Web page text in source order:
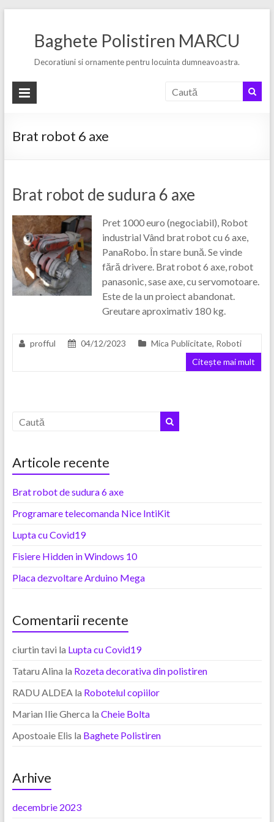
Baghete Polistiren MARCU
Decoratiuni si ornamente pentru locuinta dumneavoastra.
Brat robot 6 axe
Brat robot de sudura 6 axe
Pret 1000 euro (negociabil), Robot
industrial Vând brat robot cu 6 axe,
PanaRobo. În stare bună. Se vinde
fără drivere. Brat robot 6 axe, robot
panasonic, sase axe, cu servomotoare.
Este de la un proiect abandonat.
Greutare aproximativ 180 kg.
profful 04/12/2023 Mica Publicitate, Roboti
Citește mai mult
Articole recente
Brat robot de sudura 6 axe
Programare telecomanda Nice IntiKit
Lupta cu Covid19
Fisiere Hidden in Windows 10
Placa dezvoltare Arduino Mega
Comentarii recente
ciurtin tavi la Lupta cu Covid19
Tataru Alina la Rozeta decorativa din polistiren
RADU ALDEAla Robotelul copiilor
Marian Ilie Gherca la Cheie Bolta
Apostoaie Elis la Baghete Polistiren
Arhive
decembrie 2023